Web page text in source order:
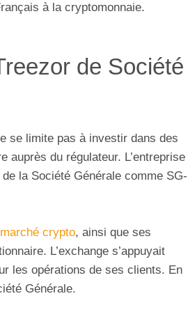
à la cryptomonnaie.
de Société
se limite pas à investir dans des
auprès du régulateur. L’entreprise
la Société Générale comme SG-
crypto, ainsi que ses
L’exchange s’appuyait
les opérations de ses clients. En
Générale.